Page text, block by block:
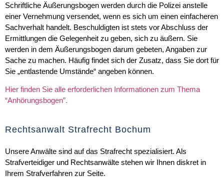
Schriftliche Äußerungsbogen werden durch die Polizei anstelle
einer Vernehmung versendet, wenn es sich um einen einfacheren
Sachverhalt handelt. Beschuldigten ist stets vor Abschluss der
Ermittlungen die Gelegenheit zu geben, sich zu äußern. Sie
werden in dem Äußerungsbogen darum gebeten, Angaben zur
Sache zu machen. Häufig findet sich der Zusatz, dass Sie dort für
Sie „entlastende Umstände“ angeben können.
Hier finden Sie alle erforderlichen Informationen zum Thema
“Anhörungsbogen”.
Rechtsanwalt Strafrecht Bochum
Unsere Anwälte sind auf das Strafrecht spezialisiert. Als
Strafverteidiger und Rechtsanwälte stehen wir Ihnen diskret in
Ihrem Strafverfahren zur Seite.